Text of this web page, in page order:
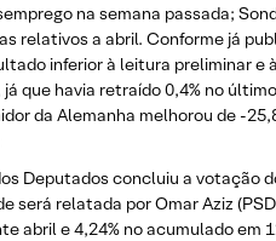
na semana passada;
relativos a abril. Conforme já
inferior à leitura preliminar e
que havia retraído 0,4% no
da Alemanha melhorou de -
Deputados concluiu a votação
será relatada por Omar Aziz
abril e 4,24% no acumulado em